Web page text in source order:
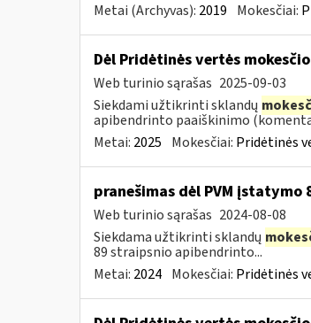
Metai (Archyvas): 2019 Mokesčiai:
Dėl Pridėtinės vertės
Web turinio sąrašas 2025-09-03
Siekdami užtikrinti sklandų
apibendrinto paaiškinimo
Metai: 2025 Mokesčiai: Pridėtinės
pranešimas dėl PVM
Web turinio sąrašas 2024-08-08
Siekdama užtikrinti sklandų
89 straipsnio apibendrinto...
Metai: 2024 Mokesčiai: Pridėtinės